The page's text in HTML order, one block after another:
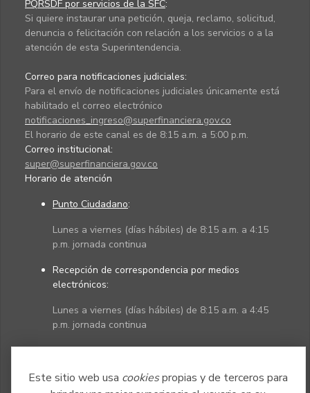
Este sitio web usa cookiespropias y de terceros para
PQRSDF por servicios de la SFC:
Si quiere instaurar una petición, queja, reclamo, solicitud,
denuncia o felicitación con relación a los servicios o a la
atención de esta Superintendencia.
Correo para notificaciones judiciales:
Para el envío de notificaciones judiciales únicamente está
habilitado el correo electrónico
notificaciones_ingreso@superfinanciera.gov.co
El horario de este canal es de 8:15 a.m. a 5:00 p.m.
Correo institucional:
super@superfinanciera.gov.co
Horario de atención
Punto Ciudadano:
Lunes a viernes (días hábiles) de 8:15 a.m. a 4:15
p.m. jornada continua
Recepción de correspondencia por medios
electrónicos:
Lunes a viernes (días hábiles) de 8:15 a.m. a 4:45
p.m. jornada continua